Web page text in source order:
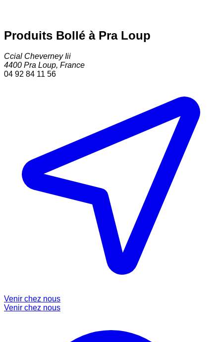
Produits Bollé à Pra Loup
Ccial Cheverney Iii
4400 Pra Loup, France
04 92 84 11 56
Venir chez nous
Venir chez nous